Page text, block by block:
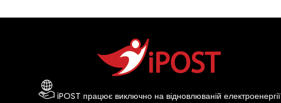
iPOST працює виключно на відновлюваній електроенергії